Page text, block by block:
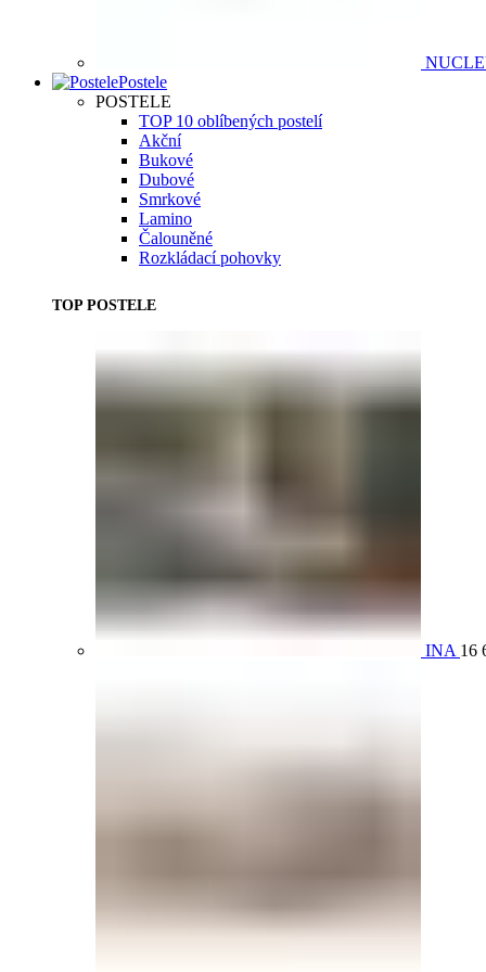
Postele
POSTELE
TOP 10 oblíbených postelí
Akční
Bukové
Dubové
Smrkové
Lamino
Čalouněné
Rozkládací pohovky
TOP POSTELE
INA 16